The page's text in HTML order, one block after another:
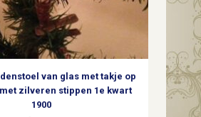
van glas met takje op
zilveren stippen 1e kwart
1900